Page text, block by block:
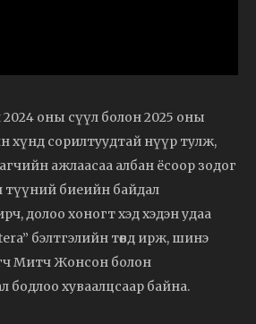
оны сүүл болон 2025 оны
хүнд сорилтуудтай нүүр тулж,
ажлаасаа албан ёсоор зодог
түүний биеийн байдал
долоо хоногт хэд хэдэн удаа
бэлтгэлийн төвд ирж, шинэ
Митч Жонсон болон
бодлоо хуваалцсаар байна.